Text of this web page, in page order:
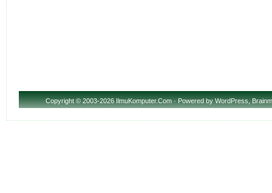
Copyright© 2003-2026 IlmuKomputer.Com · Powered byWordPress,